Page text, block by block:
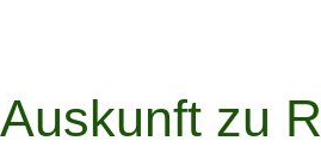
Auskunft zu